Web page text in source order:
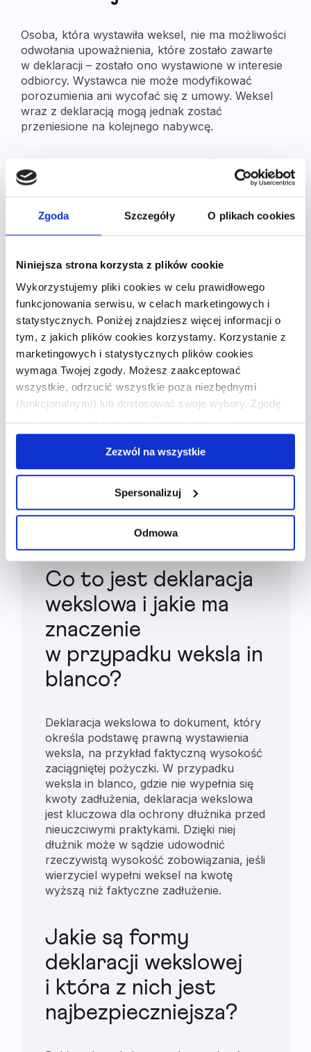
Zgoda Szczegóły O plikach cookies
Niniejsza strona korzysta z plików cookie
Wykorzystujemy pliki cookies w celu prawidłowego
funkcjonowania serwisu, w celach marketingowych i
statystycznych. Poniżej znajdziesz więcej informacji o
tym, z jakich plików cookies korzystamy. Korzystanie z
marketingowych i statystycznych plików cookies
wymaga Twojej zgody. Możesz zaakceptować
wszystkie, odrzucić wszystkie poza niezbędnymi
(funkcjonalnymi) lub dostosować swoje wybory. Zgodę
możesz wycofać lub zmodyfikować w każdym
momencie. Wycofanie zgody nie wpływa na zgodność z
prawem przetwarzania, którego dokonano przed
wycofaniem. Więcej informacji o wykorzystaniu plików
cookie oraz zasadach przetwarzania danych osobowych
Zezwól na wszystkie
Spersonalizuj
Odmowa
Osoba, która wystawiła weksel, nie ma możliwości
odwołania upoważnienia, które zostało zawarte
w deklaracji – zostało ono wystawione w interesie
odbiorcy. Wystawca nie może modyfikować
porozumienia ani wycofać się z umowy. Weksel
wraz z deklaracją mogą jednak zostać
przeniesione na kolejnego nabywcę.
O czym warto pamiętać
przy podpisywaniu
deklaracji wekslowej
Deklaracja wekslowa powinna być podpisana
zarówno przez wierzyciela, jak i dłużnika.
Wystawca powinien, dla własnego
bezpieczeństwa, poprosić o podpis w dwóch
egzemplarzach (dla każdej ze stron – po jednym),
mimo że zazwyczaj deklarację otrzymuje
wierzyciel. Należy zachować kopię dokumentu, to
szczególnie ważne z punktu widzenia wystawcy
weksla. Pozwoli to bronić się przed
nieprawidłowym wystawieniem dokumentu,
w przypadku sporu między stronami. Jeżeli przy
podpisywaniu umowy cokolwiek jest niejasne lub
problemu wytłumaczy wszystkie wątpliwości.
Najczęściej zadawane
pytania
Co to jest deklaracja
wekslowa i jakie ma
znaczenie
w przypadku weksla in
blanco?
Deklaracja wekslowa to dokument, który
określa podstawę prawną wystawienia
weksla, na przykład faktyczną wysokość
zaciągniętej pożyczki. W przypadku
weksla in blanco, gdzie nie wypełnia się
kwoty zadłużenia, deklaracja wekslowa
jest kluczowa dla ochrony dłużnika przed
nieuczciwymi praktykami. Dzięki niej
dłużnik może w sądzie udowodnić
rzeczywistą wysokość zobowiązania, jeśli
wierzyciel wypełni weksel na kwotę
wyższą niż faktyczne zadłużenie.
Jakie są formy
deklaracji wekslowej
i która z nich jest
najbezpieczniejsza?